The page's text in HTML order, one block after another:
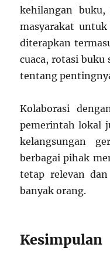
kehilangan buku,
masyarakat
diterapkan
cuaca, rotasi buku
tentang
Kolaborasi
pemerintah lokal
kelangsungan
berbagai pihak
tetap relevan
banyak orang.
Kesimpulan